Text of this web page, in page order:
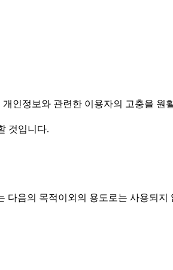
인정보와 관련한 이용자의 고충을 원
것입니다.
다음의 목적이외의 용도로는 사용되지